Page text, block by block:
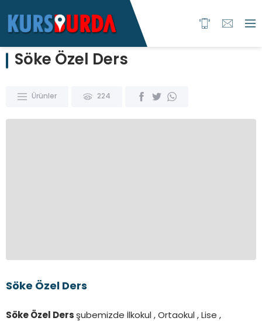
Söke Özel Ders
Ürünler 224
Söke Özel Ders
Söke Özel Ders şubemizde İlkokul , Ortaokul , Lise ,